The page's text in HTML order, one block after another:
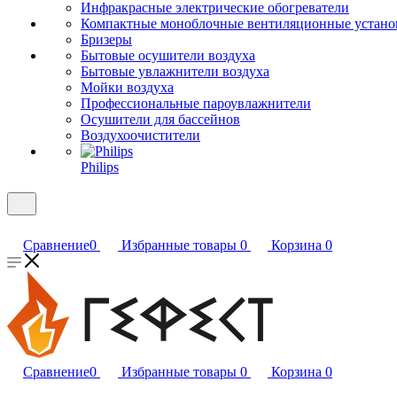
Инфракрасные электрические обогреватели
Компактные моноблочные вентиляционные
Бризеры
Бытовые осушители воздуха
Бытовые увлажнители воздуха
Мойки воздуха
Профессиональные пароувлажнители
Осушители для бассейнов
Воздухоочистители
Philips
Сравнение0 Избранные товары 0 Корзина 0
Сравнение0 Избранные товары 0 Корзина 0